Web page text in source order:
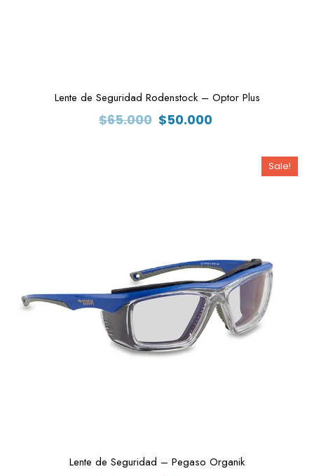
Lente de Seguridad Rodenstock – Optor Plus
$65.000 El
$50.000
Sale!
Lente de Seguridad – Pegaso Organik